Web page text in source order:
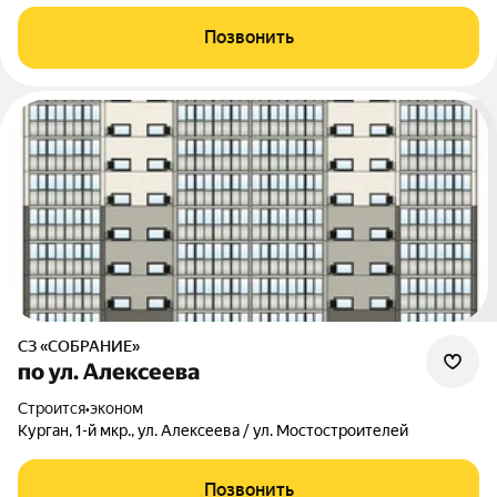
Позвонить
СЗ «СОБРАНИЕ»
по ул. Алексеева
Строится•эконом
Курган, 1-й мкр., ул. Алексеева / ул. Мостостроителей
Позвонить